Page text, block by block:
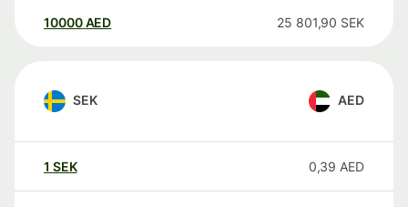
10000 AED 25 801,90 SEK
SEK AED
1 SEK 0,39 AED